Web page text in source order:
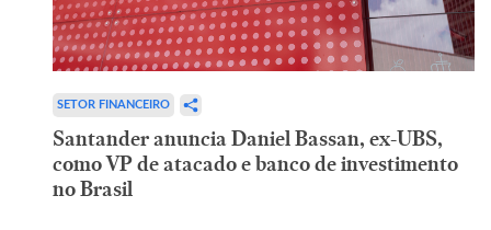
SETOR FINANCEIRO
Santander anuncia Daniel Bassan, ex-UBS,
como VP de atacado e banco de investimento
no Brasil